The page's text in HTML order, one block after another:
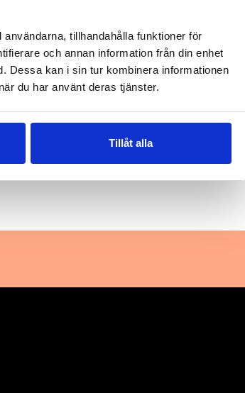
tillhandahålla funktioner för
och annan information från din enhet
Dessa kan i sin tur kombinera informationen
du har använt deras tjänster.
Tillåt alla
stabilt högklassiga
i den nya diktsamlingen
NYLAND